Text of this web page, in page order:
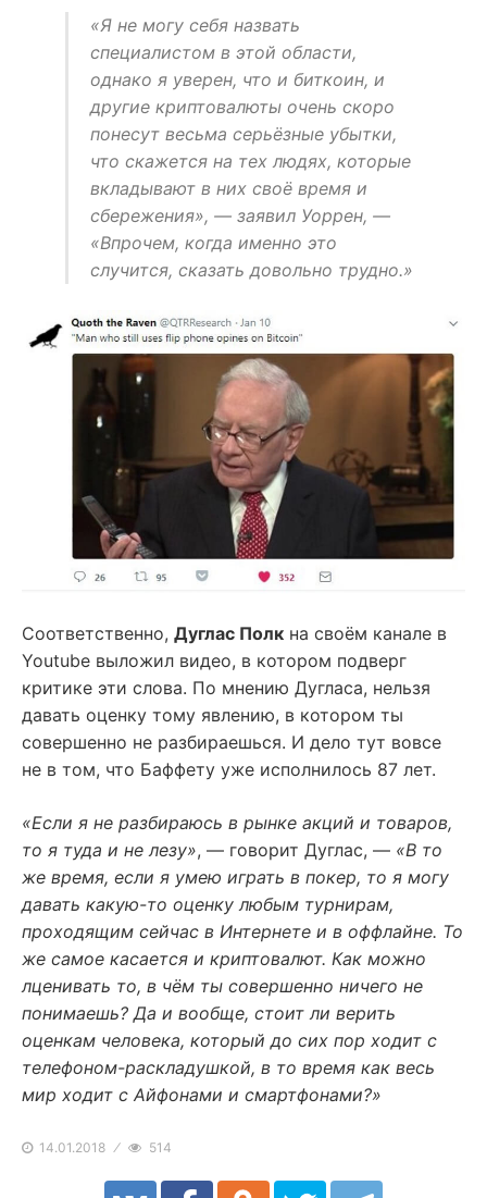
«Я не могу себя назвать
специалистом в этой области,
однако я уверен, что и биткоин, и
другие криптовалюты очень скоро
понесут весьма серьёзные убытки,
что скажется на тех людях, которые
вкладывают в них своё время и
сбережения», — заявил Уоррен, —
«Впрочем, когда именно это
случится, сказать довольно трудно.»
Соответственно, Дуглас Полк на своём канале в
Youtube выложил видео, в котором подверг
критике эти слова. По мнению Дугласа, нельзя
давать оценку тому явлению, в котором ты
совершенно не разбираешься. И дело тут вовсе
не в том, что Баффету уже исполнилось 87 лет.
«Если я не разбираюсь в рынке акций и товаров,
то я туда и не лезу», — говорит Дуглас, — «В то
же время, если я умею играть в покер, то я могу
давать какую-то оценку любым турнирам,
проходящим сейчас в Интернете и в оффлайне. То
же самое касается и криптовалют. Как можно
лценивать то, в чём ты совершенно ничего не
понимаешь? Да и вообще, стоит ли верить
оценкам человека, который до сих пор ходит с
телефоном-раскладушкой, в то время как весь
мир ходит с Айфонами и смартфонами?»
14.01.2018 514